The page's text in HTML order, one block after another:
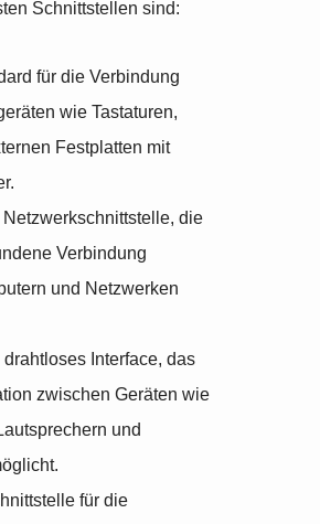
Schnittstellen sind:
für die Verbindung
wie Tastaturen,
Festplatten mit
Netzwerkschnittstelle, die
Verbindung
und Netzwerken
drahtloses Interface, das
zwischen Geräten wie
und
für die